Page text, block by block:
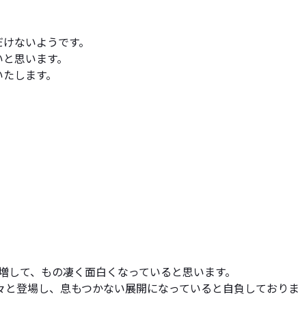
ないようです。
思います。
します。
て、もの凄く面白くなっていると思います。
登場し、息もつかない展開になっていると自負しておりま